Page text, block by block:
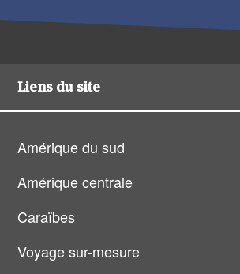
Liens du site
Amérique du sud
Amérique centrale
Caraïbes
Voyage sur-mesure